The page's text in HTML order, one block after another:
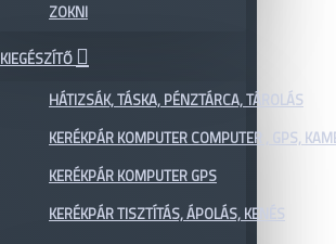
ZOKNI
KIEGÉSZÍTŐ
HÁTIZSÁK, TÁSKA, PÉNZTÁRCA, TÁROLÁS
KERÉKPÁR KOMPUTER COMPUTER , GPS,
KERÉKPÁR KOMPUTER GPS
KERÉKPÁR TISZTÍTÁS, ÁPOLÁS, KENÉS